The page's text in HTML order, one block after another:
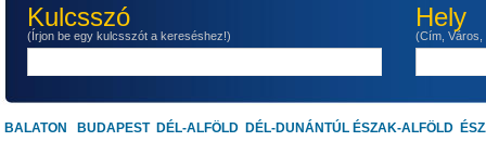
Kulcsszó
(Írjon be egy kulcsszót a kereséshez!)
Hely
(Cím,
BALATON BUDAPEST DÉL-ALFÖLD DÉL-DUNÁNTÚL ÉSZAK-ALFÖLD